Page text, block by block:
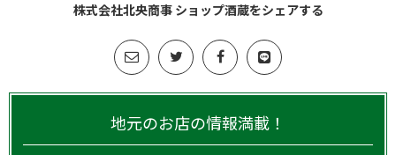
株式会社北央商事 ショップ酒蔵をシェアする
地元のお店の情報満載！